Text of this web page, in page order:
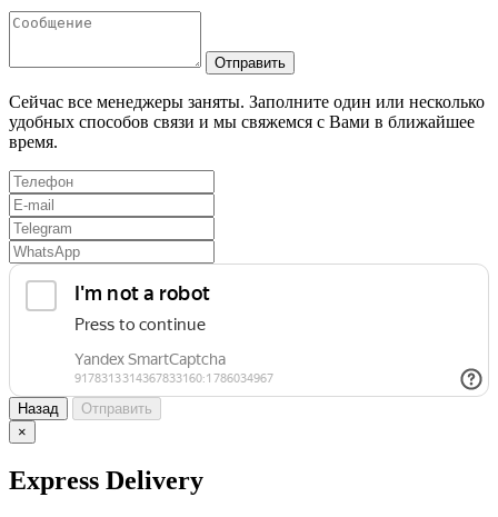
Отправить
Сейчас все менеджеры заняты. Заполните один или несколько
удобных способов связи и мы свяжемся с Вами в ближайшее
время.
Назад
Отправить
×
Express Delivery